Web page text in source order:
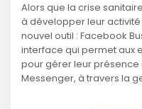
Alors que la crise
à développer leur
nouvel outil : Facebook
interface qui permet aux
pour gérer leur présence
Messenger, à travers la